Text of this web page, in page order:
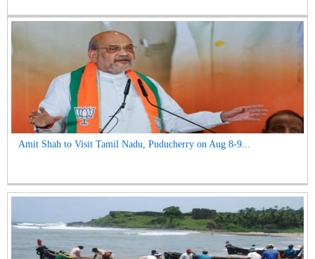
Amit Shah to Visit Tamil Nadu, Puducherry on Aug 8-9...